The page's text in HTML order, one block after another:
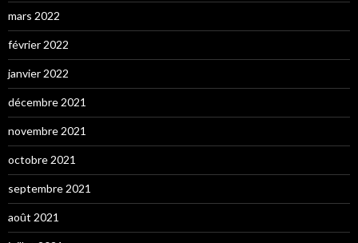
mars 2022
février 2022
janvier 2022
décembre 2021
novembre 2021
octobre 2021
septembre 2021
août 2021